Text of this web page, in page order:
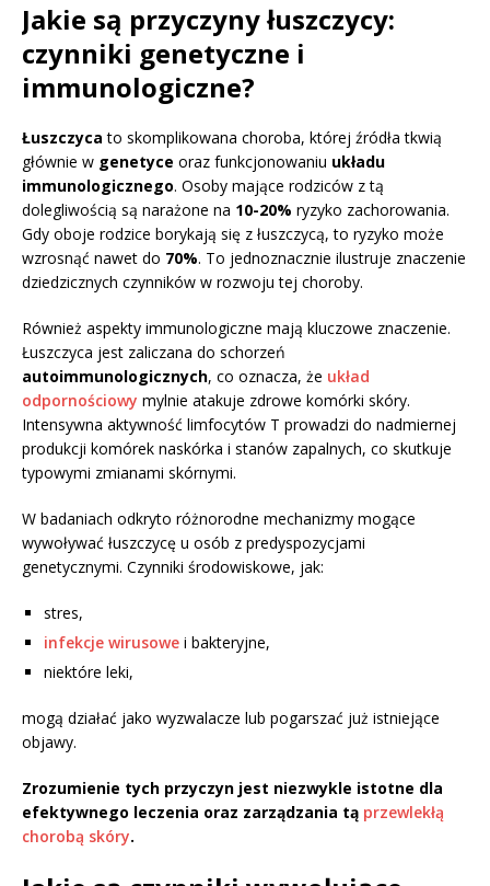
Jakie są przyczyny łuszczycy:
czynniki genetyczne i
immunologiczne?
Łuszczyca to skomplikowana choroba, której źródła tkwią
głównie w genetyce oraz funkcjonowaniu układu
immunologicznego. Osoby mające rodziców z tą
dolegliwością są narażone na 10-20% ryzyko zachorowania.
Gdy oboje rodzice borykają się z łuszczycą, to ryzyko może
wzrosnąć nawet do 70%. To jednoznacznie ilustruje znaczenie
dziedzicznych czynników w rozwoju tej choroby.
Również aspekty immunologiczne mają kluczowe znaczenie.
Łuszczyca jest zaliczana do schorzeń
autoimmunologicznych, co oznacza, że układ
odpornościowy mylnie atakuje zdrowe komórki skóry.
Intensywna aktywność limfocytów T prowadzi do nadmiernej
produkcji komórek naskórka i stanów zapalnych, co skutkuje
typowymi zmianami skórnymi.
W badaniach odkryto różnorodne mechanizmy mogące
wywoływać łuszczycę u osób z predyspozycjami
genetycznymi. Czynniki środowiskowe, jak:
stres,
infekcje wirusowe i bakteryjne,
niektóre leki,
mogą działać jako wyzwalacze lub pogarszać już istniejące
objawy.
Zrozumienie tych przyczyn jest niezwykle istotne dla
efektywnego leczenia oraz zarządzania tą przewlekłą
chorobą skóry.